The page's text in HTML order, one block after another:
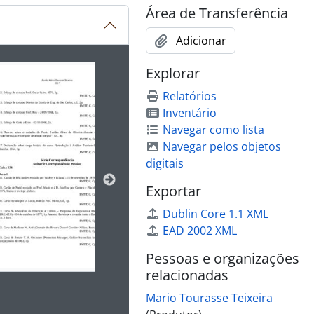
no carrossel seguinte será alterado. Clicando em
descrição deste objeto digital será aberta. O texto
Área de Transferência
Adicionar
Explorar
Relatórios
Inventário
Navegar como lista
Navegar pelos objetos
digitais
Exportar
Dublin Core 1.1 XML
EAD 2002 XML
Pessoas e organizações
relacionadas
Mario Tourasse Teixeira